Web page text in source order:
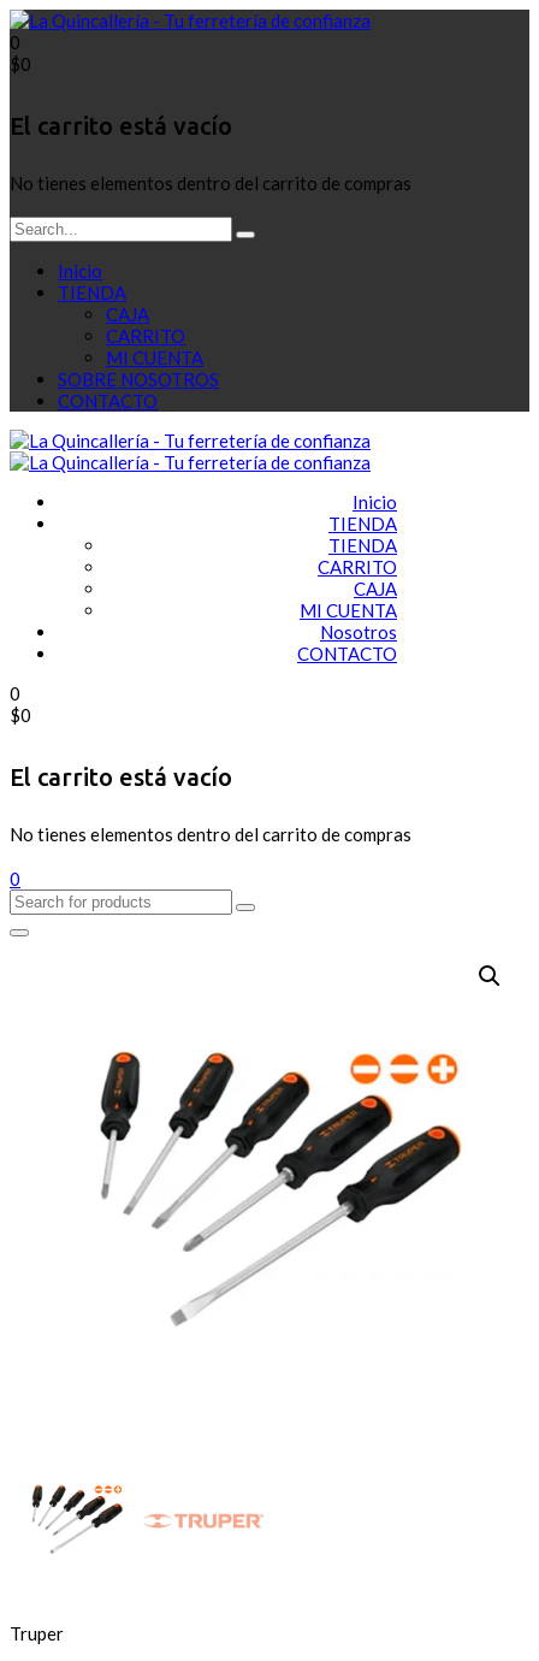
0
$0
El carrito está vacío
No tienes elementos dentro del carrito de compras
Inicio
TIENDA
CAJA
CARRITO
MI CUENTA
SOBRE NOSOTROS
CONTACTO
Inicio
TIENDA
TIENDA
CARRITO
CAJA
MI CUENTA
Nosotros
CONTACTO
0
$0
El carrito está vacío
No tienes elementos dentro del carrito de compras
0
Truper